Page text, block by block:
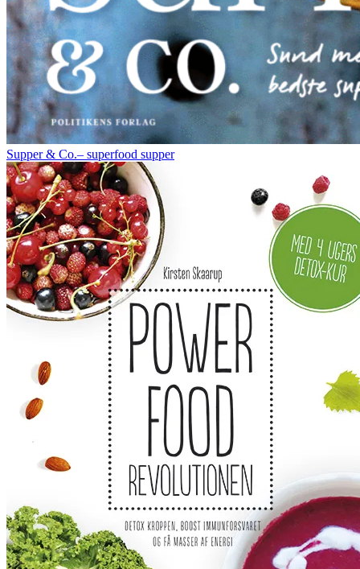
Supper & Co.– superfood supper